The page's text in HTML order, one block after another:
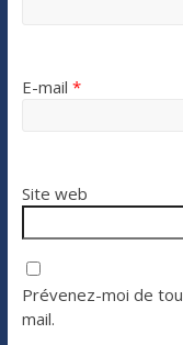
E-mail *
Site web
Prévenez-moi de
mail.